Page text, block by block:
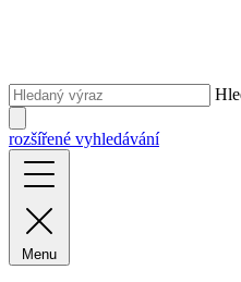
rozšířené vyhledávání
Menu